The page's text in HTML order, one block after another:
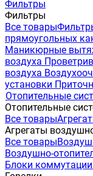
Фильтры
Фильтры
Все товары
прямоугольных
Маникюрные
воздуха
воздуха
установки
Отопительные
Отопительные
Все товары
Агрегаты
Все товары
Воздушно-
Блоки